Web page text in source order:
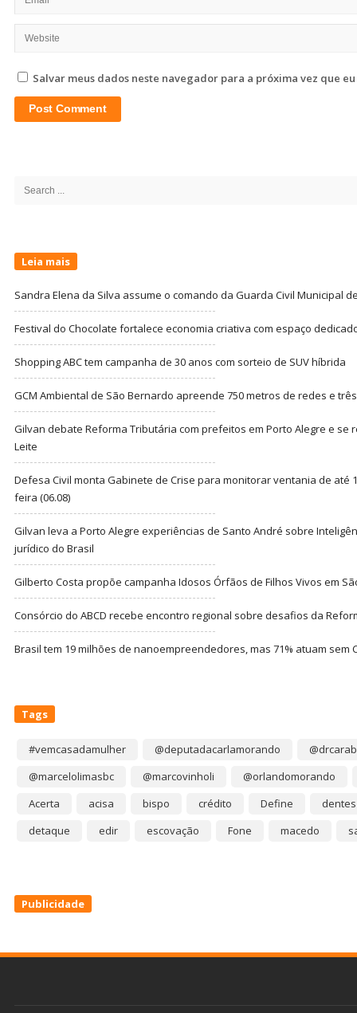
Salvar meus dados neste navegador para a próxima vez que
Search
Leia mais
Sandra Elena da Silva assume o comando da Guarda Civil Municipal
Festival do Chocolate fortalece economia criativa com espaço
Shopping ABC tem campanha de 30 anos com sorteio de SUV híbrida
GCM Ambiental de São Bernardo apreende 750 metros de redes e
Gilvan debate Reforma Tributária com prefeitos em Porto Alegre e se
Leite
Defesa Civil monta Gabinete de Crise para monitorar ventania de até
feira (06.08)
Gilvan leva a Porto Alegre experiências de Santo André sobre
jurídico do Brasil
Gilberto Costa propõe campanha Idosos Órfãos de Filhos Vivos em
Consórcio do ABCD recebe encontro regional sobre desafios da
Brasil tem 19 milhões de nanoempreendedores, mas 71% atuam sem
Tags
#vemcasadamulher @deputadacarlamorando
@marcelolimasbc
@marcovinholi
@orlandomorando
Acerta
acisa bispo crédito Define
dentes
detaque
edir escovação Fone macedo
Publicidade